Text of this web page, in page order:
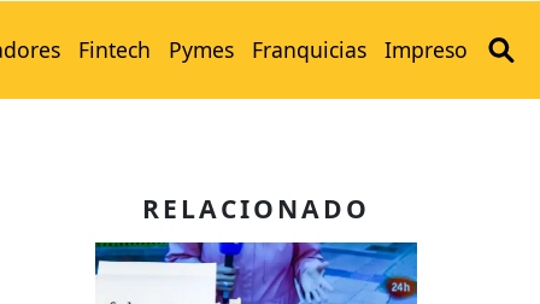
Fintech Pymes Franquicias Impreso
RELACIONADO